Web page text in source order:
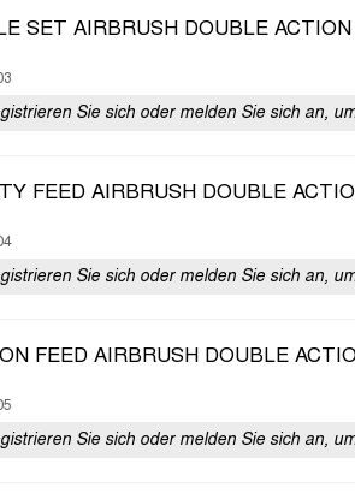
SET AIRBRUSH DOUBLE ACTION
Sie sich oder melden Sie sich an,
FEED AIRBRUSH DOUBLE
Sie sich oder melden Sie sich an,
FEED AIRBRUSH DOUBLE
Sie sich oder melden Sie sich an,